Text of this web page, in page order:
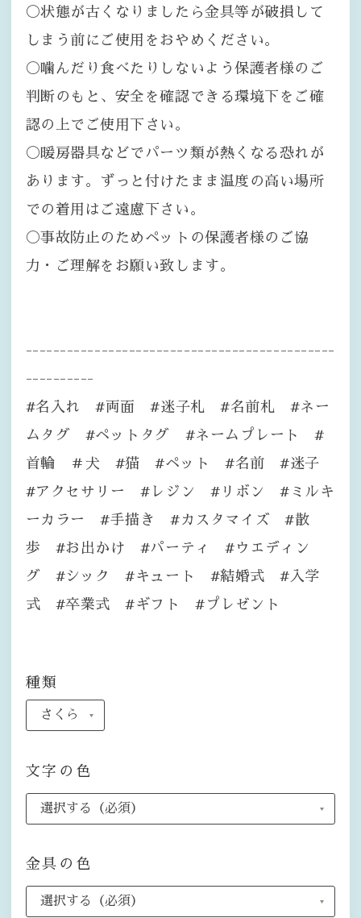
〇状態が古くなりましたら金具等が破損して
しまう前にご使用をおやめください。
〇噛んだり食べたりしないよう保護者様のご
判断のもと、安全を確認できる環境下をご確
認の上でご使用下さい。
〇暖房器具などでパーツ類が熱くなる恐れが
あります。ずっと付けたまま温度の高い場所
での着用はご遠慮下さい。
〇事故防止のためペットの保護者様のご協
力・ご理解をお願い致します。
---------------------------------------------
----------
#名入れ #両面 #迷子札 #名前札 #ネー
ムタグ #ペットタグ #ネームプレート #
首輪 ＃犬 #猫 #ペット #名前 #迷子
#アクセサリー #レジン #リボン #ミルキ
ーカラー #手描き #カスタマイズ #散
歩 #お出かけ #パーティ #ウエディン
グ #シック #キュート #結婚式 #入学
式 #卒業式 #ギフト #プレゼント
種類
文字の色
金具の色